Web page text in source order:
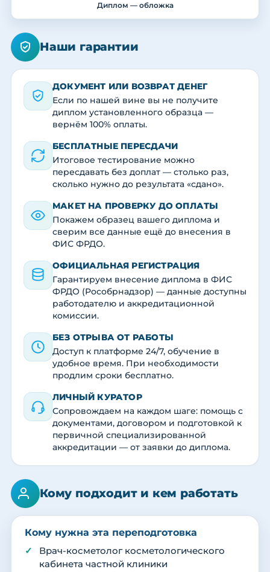
Диплом — обложка
Наши гарантии
ДОКУМЕНТ ИЛИ ВОЗВРАТ ДЕНЕГ
Если по нашей вине вы не получите
диплом установленного образца —
вернём 100% оплаты.
БЕСПЛАТНЫЕ ПЕРЕСДАЧИ
Итоговое тестирование можно
пересдавать без доплат — столько раз,
сколько нужно до результата «сдано».
МАКЕТ НА ПРОВЕРКУ ДО ОПЛАТЫ
Покажем образец вашего диплома и
сверим все данные ещё до внесения в
ФИС ФРДО.
ОФИЦИАЛЬНАЯ РЕГИСТРАЦИЯ
Гарантируем внесение диплома в ФИС
ФРДО (Рособрнадзор) — данные доступны
работодателю и аккредитационной
комиссии.
БЕЗ ОТРЫВА ОТ РАБОТЫ
Доступ к платформе 24/7, обучение в
удобное время. При необходимости
продлим сроки бесплатно.
ЛИЧНЫЙ КУРАТОР
Сопровождаем на каждом шаге: помощь с
документами, договором и подготовкой к
первичной специализированной
аккредитации — от заявки до диплома.
Кому подходит и кем работать
Кому нужна эта переподготовка
Врач-косметолог косметологического
кабинета частной клиники